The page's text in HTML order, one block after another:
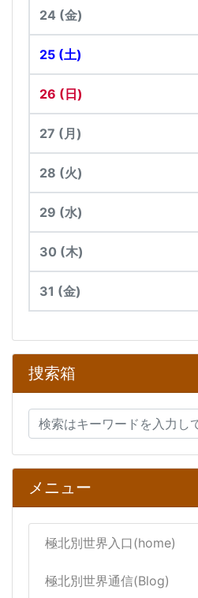
24 (金)
25 (土)
26 (日)
27 (月)
28 (火)
29 (水)
30 (木)
31 (金)
捜索箱
メニュー
極北別世界入口(home)
極北別世界通信(Blog)